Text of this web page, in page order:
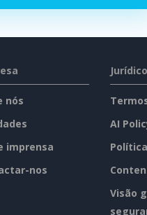
nós
imprensa
nos
Jurídico
AI
Visão